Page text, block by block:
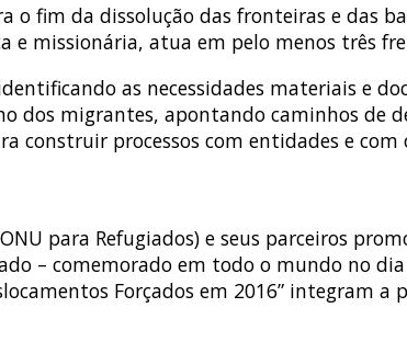
o fim da dissolução das fronteiras e das
e missionária, atua em pelo menos três
as necessidades materiais e
dos migrantes, apontando caminhos de
construir processos com entidades e
para Refugiados) e seus parceiros
– comemorado em todo o mundo no
Forçados em 2016” integram